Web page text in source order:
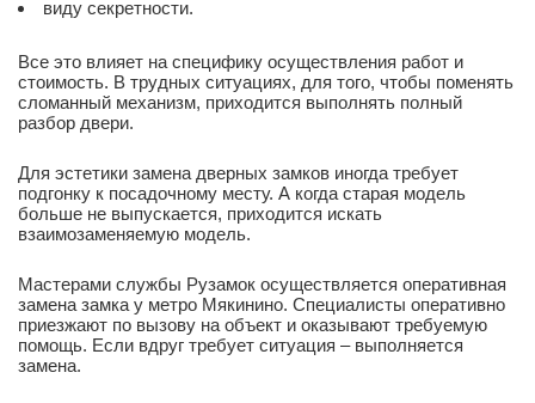
виду секретности.
Все это влияет на специфику осуществления работ и
стоимость. В трудных ситуациях, для того, чтобы поменять
сломанный механизм, приходится выполнять полный
разбор двери.
Для эстетики замена дверных замков иногда требует
подгонку к посадочному месту. А когда старая модель
больше не выпускается, приходится искать
взаимозаменяемую модель.
Мастерами службы Рузамок осуществляется оперативная
замена замка у метро Мякинино. Специалисты оперативно
приезжают по вызову на объект и оказывают требуемую
помощь. Если вдруг требует ситуация – выполняется
замена.